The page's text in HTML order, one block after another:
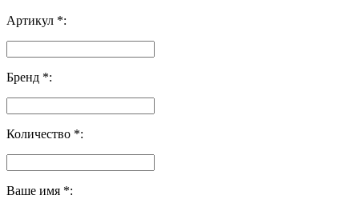
Артикул *:
Бренд *:
Количество *:
Ваше имя *: